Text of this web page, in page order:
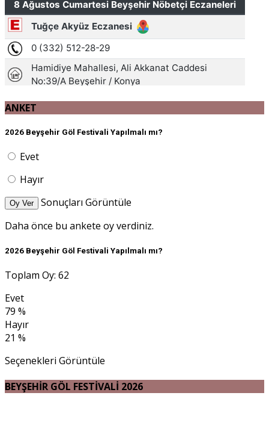
ANKET
2026 Beyşehir Göl Festivali Yapılmalı mı?
Evet
Hayır
Oy Ver
Sonuçları Görüntüle
Daha önce bu ankete oy verdiniz.
2026 Beyşehir Göl Festivali Yapılmalı mı?
Toplam Oy: 62
Evet
79 %
Hayır
21 %
Seçenekleri Görüntüle
BEYŞEHİR GÖL FESTİVALİ 2026